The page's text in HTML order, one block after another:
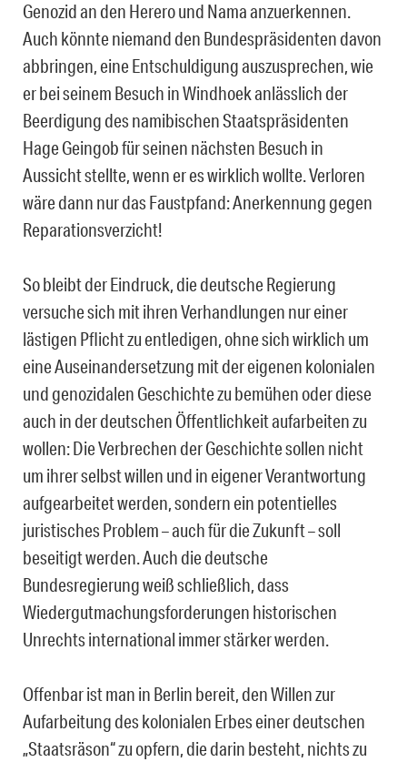
Genozid an den Herero und Nama anzuerkennen.
Auch könnte niemand den Bundespräsidenten davon
abbringen, eine Entschuldigung auszusprechen, wie
er bei seinem Besuch in Windhoek anlässlich der
Beerdigung des namibischen Staatspräsidenten
Hage Geingob für seinen nächsten Besuch in
Aussicht stellte, wenn er es wirklich wollte. Verloren
wäre dann nur das Faustpfand: Anerkennung gegen
Reparationsverzicht!
So bleibt der Eindruck, die deutsche Regierung
versuche sich mit ihren Verhandlungen nur einer
lästigen Pflicht zu entledigen, ohne sich wirklich um
eine Auseinandersetzung mit der eigenen kolonialen
und genozidalen Geschichte zu bemühen oder diese
auch in der deutschen Öffentlichkeit aufarbeiten zu
wollen: Die Verbrechen der Geschichte sollen nicht
um ihrer selbst willen und in eigener Verantwortung
aufgearbeitet werden, sondern ein potentielles
juristisches Problem – auch für die Zukunft – soll
beseitigt werden. Auch die deutsche
Bundesregierung weiß schließlich, dass
Wiedergutmachungsforderungen historischen
Unrechts international immer stärker werden.
Offenbar ist man in Berlin bereit, den Willen zur
Aufarbeitung des kolonialen Erbes einer deutschen
„Staatsräson“ zu opfern, die darin besteht, nichts zu